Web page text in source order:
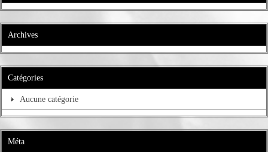
Archives
Catégories
Aucune catégorie
Méta